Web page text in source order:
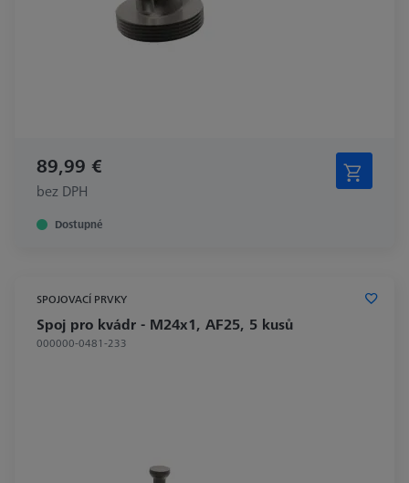
89,99 €
bez DPH
Dostupné
SPOJOVACÍ PRVKY
Spoj pro kvádr - M24x1, AF25, 5 kusů
000000-0481-233